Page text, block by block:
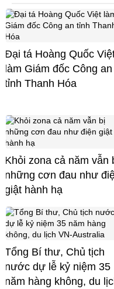
Đại tá Hoàng Quốc
làm Giám đốc Công an
tỉnh Thanh Hóa
Khỏi zona cả năm vẫn
những cơn đau như
giật hành hạ
Tổng Bí thư, Chủ tịch
nước dự lễ kỷ niệm 35
năm hàng không, du